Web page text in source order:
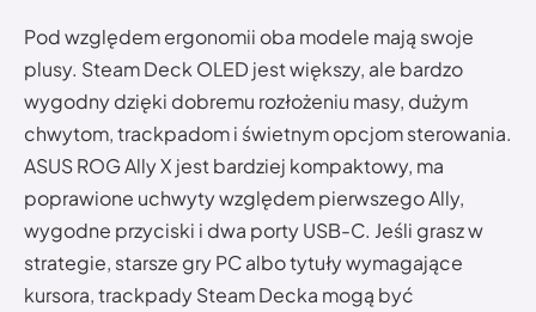
Pod względem ergonomii oba modele mają swoje
plusy. Steam Deck OLED jest większy, ale bardzo
wygodny dzięki dobremu rozłożeniu masy, dużym
chwytom, trackpadom i świetnym opcjom sterowania.
ASUS ROG Ally X jest bardziej kompaktowy, ma
poprawione uchwyty względem pierwszego Ally,
wygodne przyciski i dwa porty USB-C. Jeśli grasz w
strategie, starsze gry PC albo tytuły wymagające
kursora, trackpady Steam Decka mogą być